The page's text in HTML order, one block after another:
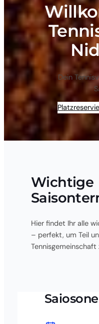
Dein
Wichtige
Hier findet Ihr alle
– perfekt, um Teil
Tennisgemeinschaft